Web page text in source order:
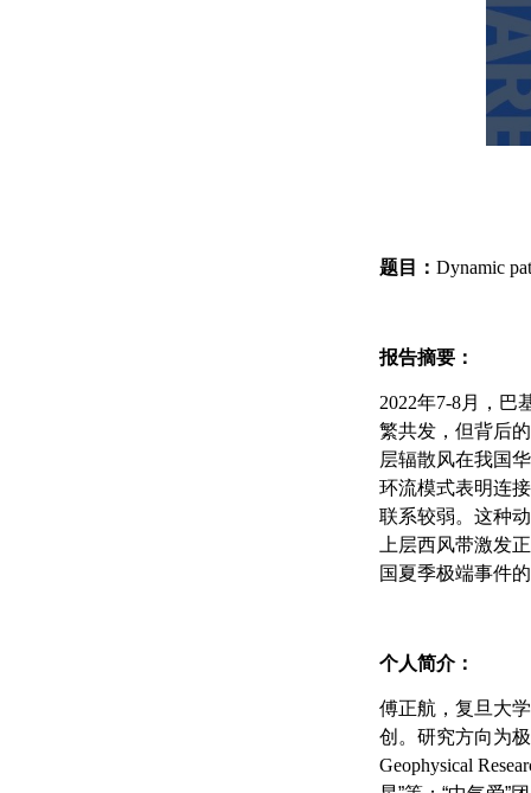
题目： Dynamic
报告摘要：
2022年7-8月，巴
繁共发，但背后
层辐散风在我国
环流模式表明连
联系较弱。这种
上层西风带激发
国夏季极端事件
个人简介：
傅正航，复旦大
创。研究方向为
Geophysical